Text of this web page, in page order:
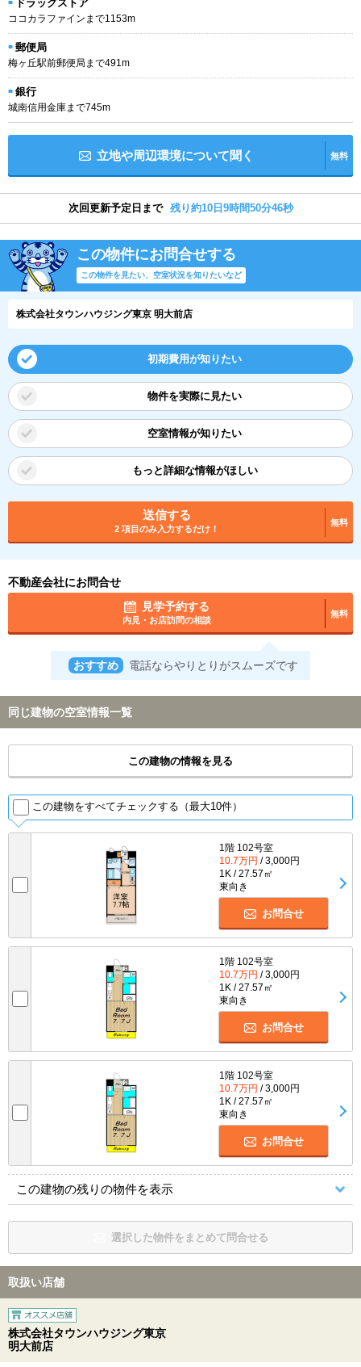
ドラッグストア
ココカラファインまで1153m
郵便局
梅ヶ丘駅前郵便局まで491m
銀行
城南信用金庫まで745m
立地や周辺環境について聞く 無料
次回更新予定日まで 残り約10日9時間50分45秒
この物件にお問合せする
この物件を見たい、空室状況を知りたいなど
株式会社タウンハウジング東京 明大前店
初期費用が知りたい
物件を実際に見たい
空室情報が知りたい
もっと詳細な情報がほしい
送信する
2 項目のみ入力するだけ！
無料
不動産会社にお問合せ
見学予約する
内見・お店訪問の相談
無料
おすすめ 電話ならやりとりがスムーズです
同じ建物の空室情報一覧
この建物の情報を見る
この建物をすべてチェックする（最大10件）
1階 102号室
10.7万円 / 3,000円
1K / 27.57㎡
東向き
お問合せ
1階 102号室
10.7万円 / 3,000円
1K / 27.57㎡
東向き
お問合せ
1階 102号室
10.7万円 / 3,000円
1K / 27.57㎡
東向き
お問合せ
この建物の残りの物件を表示
選択した物件をまとめて問合せる
取扱い店舗
株式会社タウンハウジング東京
明大前店